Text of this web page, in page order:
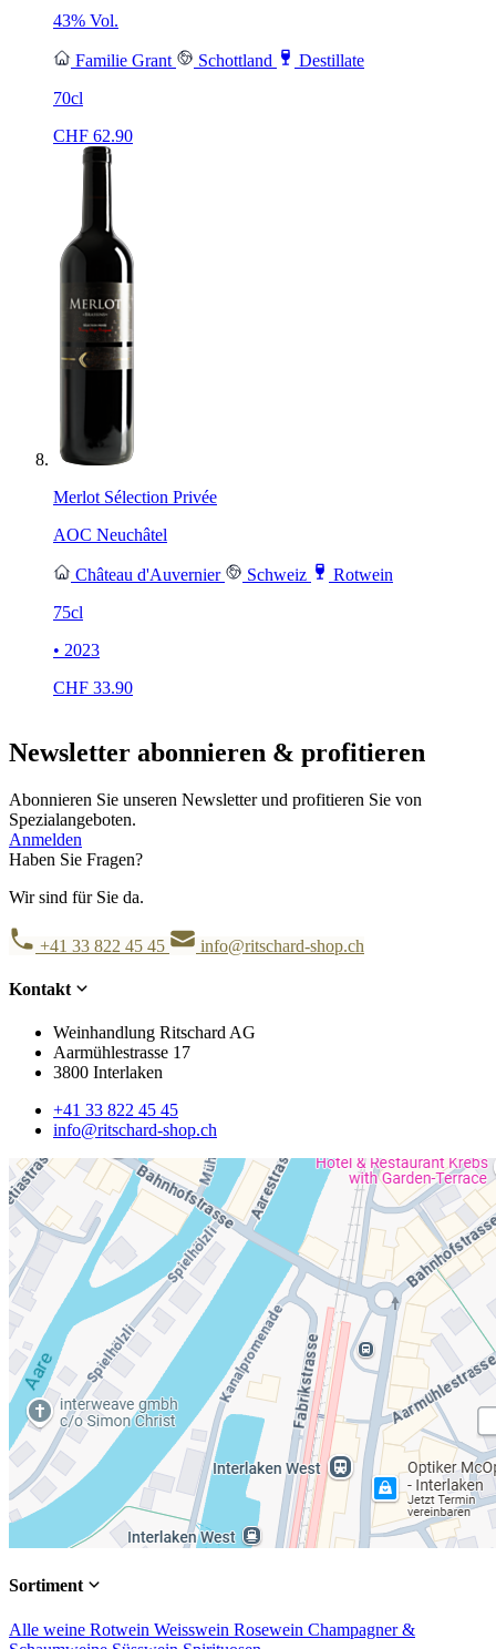
43% Vol.
Familie Grant Schottland
Destillate
70cl
CHF 62.90
Merlot Sélection Privée
AOC Neuchâtel
Château d'Auvernier Schweiz
Rotwein
75cl
• 2023
CHF 33.90
Newsletter abonnieren & profitieren
Abonnieren Sie unseren Newsletter und profitieren Sie von
Spezialangeboten.
Anmelden
Haben Sie Fragen?
Wir sind für Sie da.
+41 33 822 45 45 info@ritschard-shop.ch
Kontakt
Weinhandlung Ritschard AG
Aarmühlestrasse 17
3800 Interlaken
+41 33 822 45 45
info@ritschard-shop.ch
Sortiment
Alle weine Rotwein Weisswein Rosewein Champagner &